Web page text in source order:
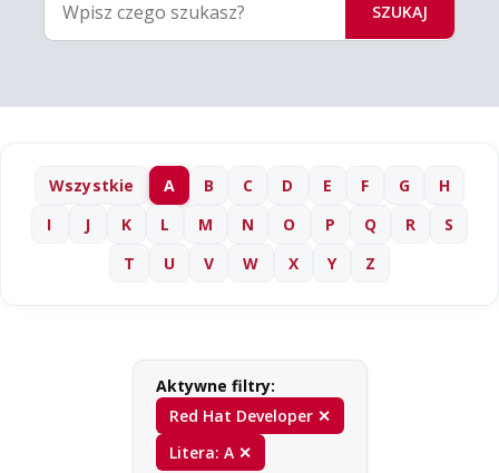
SZUKAJ
Wszystkie A B C D E F G
H
I
J K L M N O P Q R
S
T
U V W X Y Z
Aktywne filtry:
Red Hat Developer ✕
Litera: A ✕